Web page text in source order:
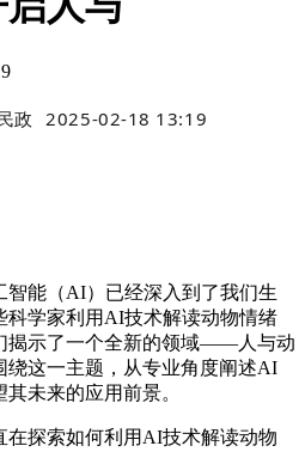
政
2025-02-18 13:19
能（AI）已经深入到了我们生
科学家利用AI技术解读动物情绪
揭示了一个全新的领域——人与动
绕这一主题，从专业角度阐述AI
未来的应用前景。
探索如何利用AI技术解读动物